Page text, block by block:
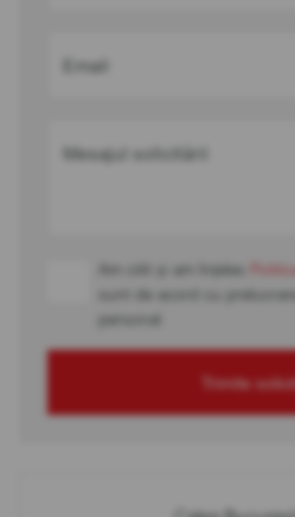
Email
Mesajul solicitării
Am citit și am înțeles
sunt de acord cu
personal
Trimite